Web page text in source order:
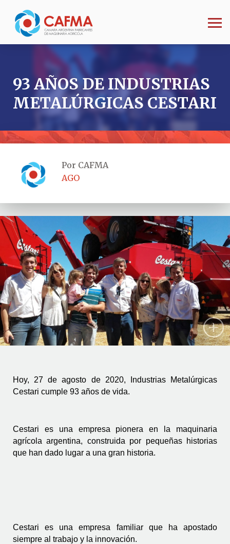
93 AÑOS DE INDUSTRIAS
METALÚRGICAS CESTARI
Por CAFMA
AGO
Hoy, 27 de agosto de 2020, Industrias Metalúrgicas
Cestari cumple 93 años de vida.
Cestari es una empresa pionera en la maquinaria
agrícola argentina, construida por pequeñas historias
que han dado lugar a una gran historia.
Cestari es una empresa familiar que ha apostado
siempre al trabajo y la innovación.